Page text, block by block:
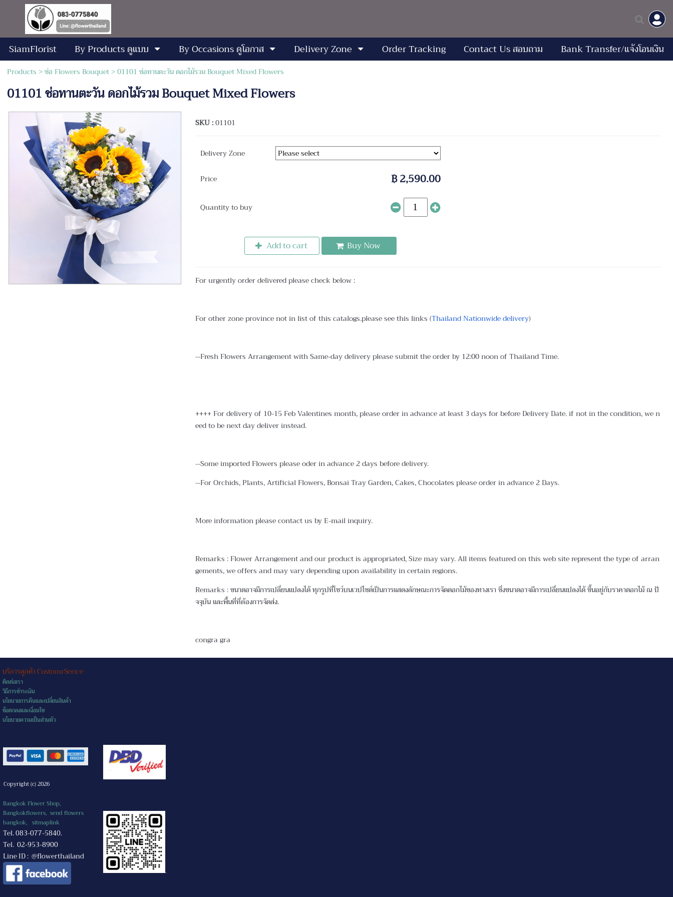
SiamFlorist By Products ดูแบบ By Occasions ดูโอกาส Delivery Zone Order Tracking Contact Us สอบถาม Bank Transfer/แจ้งโอนเงิน
Products >ช่อ Flowers Bouquet> 01101 ช่อทานตะวัน ดอกไม้รวม Bouquet Mixed Flowers
01101 ช่อทานตะวัน ดอกไม้รวม Bouquet Mixed Flowers
SKU :01101
Delivery Zone
Price ฿ 2,590.00
Quantity to buy
Add to cart Buy Now
For urgently order delivered please check below :
For other zone province not in list of this catalogs.please see this links (Thailand Nationwide delivery)
--Fresh Flowers Arrangement with Same-day delivery please submit the order by 12:00 noon of Thailand Time.
++++ For delivery of 10-15 Feb Valentines month, please order in advance at least 3 days for before Delivery Date. if not in the condition, we n
eed to be next day deliver instead.
--Some imported Flowers please oder in advance 2 days before delivery.
--For Orchids, Plants, Artificial Flowers, Bonsai Tray Garden, Cakes, Chocolates please order in advance 2 Days.
More information please contact us by E-mail inquiry.
Remarks : Flower Arrangement and our product is appropriated, Size may vary. All items featured on this web site represent the type of arran
gements, we offers and may vary depending upon availability in certain regions.
Remarks : ขนาดอาจมีการเปลี่ยนแปลงได้ ทุกรูปที่โชว์บนเวปไซด์เป็นการแสดงลักษณะการจัดดอกไม้ของทางเรา ซึ่งขนาดอาจมีการเปลี่ยนแปลงได้ ขึ้นอยู่กับราคาดอกไม้ ณ ปั
จจุบัน และพื้นที่ที่ต้องการจัดส่ง.
congra gra
บริการลูกค้า CustomrSerice
ติดต่อเรา
วิธีการชำระเงิน
นโยบายการคืนและเปลี่ยนสินค้า
ข้อตกลงและเงื่อนไข
นโยบายความเป็นส่วนตัว
Copyright (c) 2026
Bangkok Flower Shop,
Bangkokflowers, send flowers
bangkok, sitmaplink
Tel. 083-077-5840.
Tel. 02-953-8900
Line ID : @flowerthailand
.